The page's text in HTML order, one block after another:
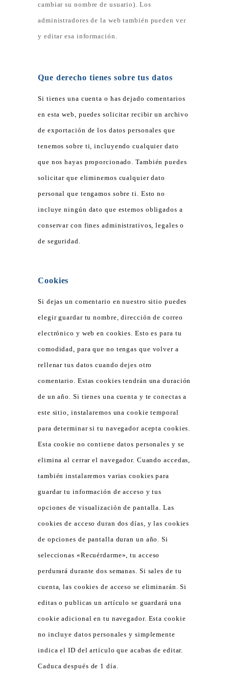
cambiar su nombre de usuario). Los
administradores de la web también pueden ver
y editar esa información.
Que derecho tienes sobre tus datos
Si tienes una cuenta o has dejado comentarios
en esta web, puedes solicitar recibir un archivo
de exportación de los datos personales que
tenemos sobre ti, incluyendo cualquier dato
que nos hayas proporcionado. También puedes
solicitar que eliminemos cualquier dato
personal que tengamos sobre ti. Esto no
incluye ningún dato que estemos obligados a
conservar con fines administrativos, legales o
de seguridad.
Cookies
Si dejas un comentario en nuestro sitio puedes
elegir guardar tu nombre, dirección de correo
electrónico y web en cookies. Esto es para tu
comodidad, para que no tengas que volver a
rellenar tus datos cuando dejes otro
comentario. Estas cookies tendrán una duración
de un año. Si tienes una cuenta y te conectas a
este sitio, instalaremos una cookie temporal
para determinar si tu navegador acepta cookies.
Esta cookie no contiene datos personales y se
elimina al cerrar el navegador. Cuando accedas,
también instalaremos varias cookies para
guardar tu información de acceso y tus
opciones de visualización de pantalla. Las
cookies de acceso duran dos días, y las cookies
de opciones de pantalla duran un año. Si
seleccionas «Recuérdarme», tu acceso
perdurará durante dos semanas. Si sales de tu
cuenta, las cookies de acceso se eliminarán. Si
editas o publicas un artículo se guardará una
cookie adicional en tu navegador. Esta cookie
no incluye datos personales y simplemente
indica el ID del artículo que acabas de editar.
Caduca después de 1 día.